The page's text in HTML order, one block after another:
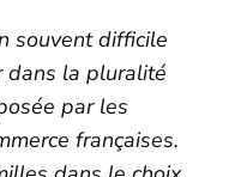
souvent difficile
dans la pluralité
par les
françaises.